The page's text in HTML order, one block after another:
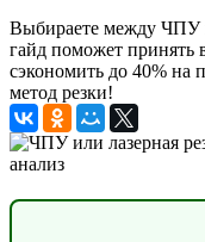
Выбираете между ЧПУ
гайд поможет принять
сэкономить до 40% на
метод резки!